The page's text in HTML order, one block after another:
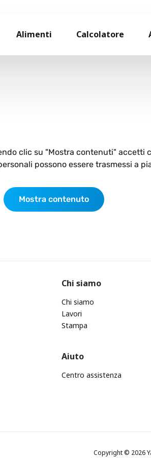
Alimenti Calcolatore
clic su "Mostra contenuti" accetti
possono essere trasmessi a
Mostra contenuto
Chi siamo
Chi siamo
Lavori
Stampa
Aiuto
Centro assistenza
Copyright © 2026